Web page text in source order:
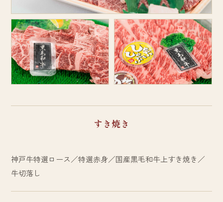
すき焼き
神戸牛特選ロース／特選赤身／国産黒毛和牛上すき焼き／
牛切落し